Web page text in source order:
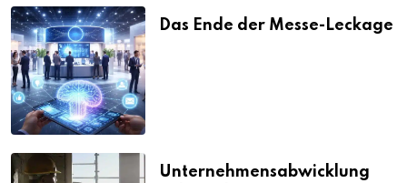
Das Ende der Messe-Leckage
Unternehmensabwicklung